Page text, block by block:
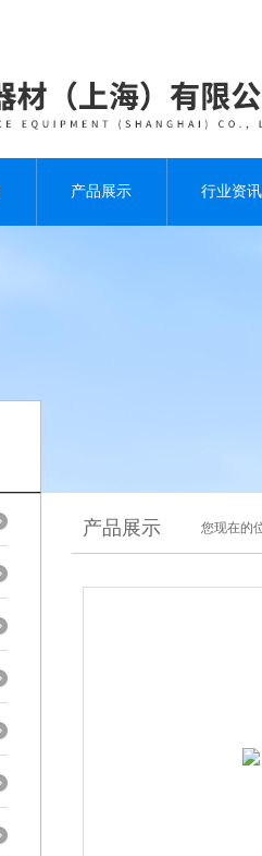
产品展示 行业资讯
产品展示 您现在的